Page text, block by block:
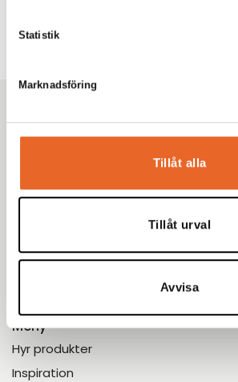
Statistik
Marknadsföring
Tillåt alla
Tillåt urval
Avvisa
Kikiriki Partycenter
Sedan 1993 har vi hjälpt tusentals
med omnejd med uthyrning av tält,
Enkelt.
Meny
Hyr produkter
Inspiration